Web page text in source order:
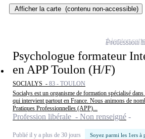
Afficher la carte (contenu non-accessible)
Psychologue formateur
en APP Toulon (H/F)
SOCIALYS - 83 - TOULON
Socialys est un organisme de formation spécialisé dans
qui intervient partout en France. Nous animons de
Pratiques Professionnelles (APP)...
Profession libérale - Non renseigné
Publié il y a plus de 30 jours Soyez parmi les 1ers à
Profession
Ajouter